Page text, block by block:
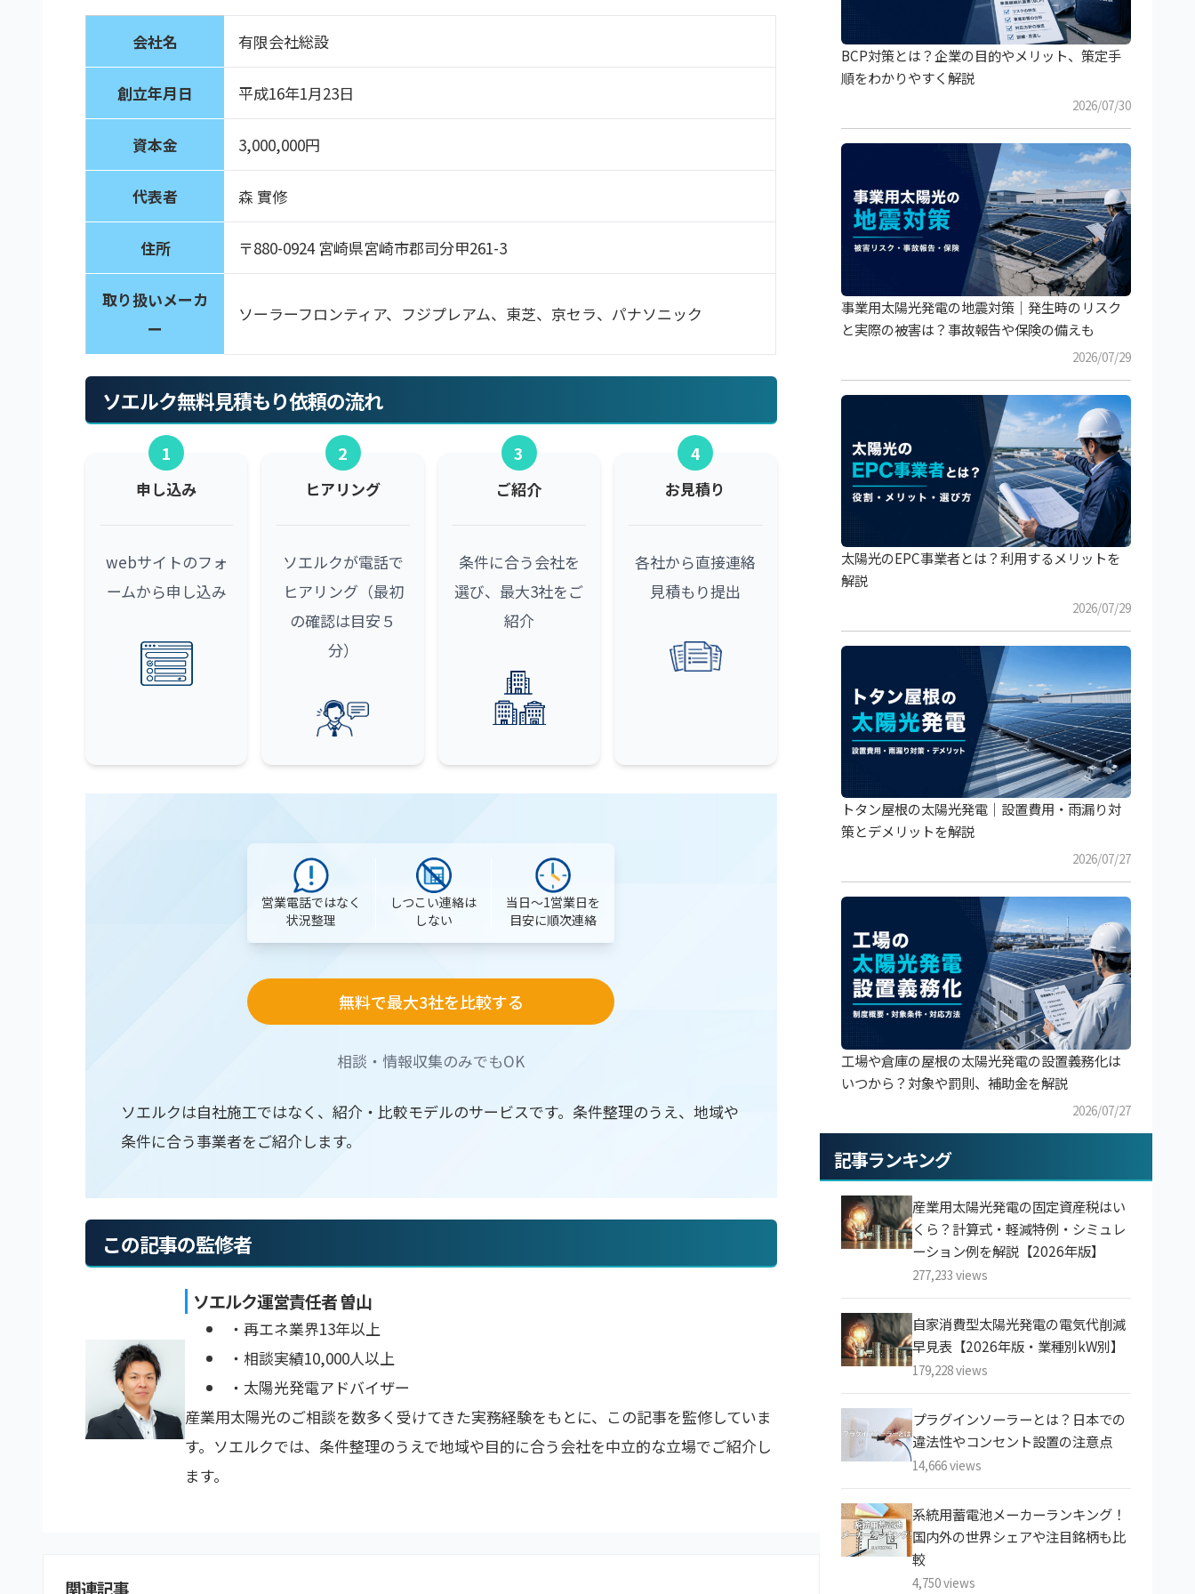
会社名 有限会社総設
創立年月日 平成16年1月23日
資本金 3,000,000円
代表者 森 實修
住所 〒880-0924 宮崎県宮崎市郡司分甲261-3
取り扱いメーカ
ー
ソーラーフロンティア、フジプレアム、東芝、京セラ、パナソニック
ソエルク無料見積もり依頼の流れ
1
申し込み
webサイトのフォ
ームから申し込み
2
ヒアリング
ソエルクが電話で
ヒアリング（最初
の確認は目安５
分）
3
ご紹介
条件に合う会社を
選び、最大3社をご
紹介
4
お見積り
各社から直接連絡
見積もり提出
営業電話ではなく
状況整理
しつこい連絡は
しない
当日〜1営業日を
目安に順次連絡
無料で最大3社を比較する
相談・情報収集のみでもOK
ソエルクは自社施工ではなく、紹介・比較モデルのサービスです。条件整理のうえ、地域や
条件に合う事業者をご紹介します。
この記事の監修者
ソエルク運営責任者 曽山
・再エネ業界13年以上
・相談実績10,000人以上
・太陽光発電アドバイザー
産業用太陽光のご相談を数多く受けてきた実務経験をもとに、この記事を監修していま
す。ソエルクでは、条件整理のうえで地域や目的に合う会社を中立的な立場でご紹介し
ます。
関連記事
BCP対策とは？企業の目的やメリット、策定手
順をわかりやすく解説
2026/07/30
事業用太陽光発電の地震対策｜発生時のリスク
と実際の被害は？事故報告や保険の備えも
2026/07/29
太陽光のEPC事業者とは？利用するメリットを
解説
2026/07/29
トタン屋根の太陽光発電｜設置費用・雨漏り対
策とデメリットを解説
2026/07/27
工場や倉庫の屋根の太陽光発電の設置義務化は
いつから？対象や罰則、補助金を解説
2026/07/27
記事ランキング
産業用太陽光発電の固定資産税はい
くら？計算式・軽減特例・シミュレ
ーション例を解説【2026年版】
277,233 views
自家消費型太陽光発電の電気代削減
早見表【2026年版・業種別kW別】
179,228 views
プラグインソーラーとは？日本での
違法性やコンセント設置の注意点
14,666 views
系統用蓄電池メーカーランキング！
国内外の世界シェアや注目銘柄も比
較
4,750 views